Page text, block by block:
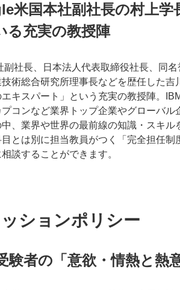
米国本社副社長の村上学
る充実の教授陣
副社長、日本法人代表取締役社長、同
術総合研究所理事長などを歴任した
キスパート」という充実の教授陣。
コンなど業界トップ企業やグローバ
、業界や世界の最前線の知識・スキル
とは別に担当教員がつく「完全担任
談することができます。
ションポリシー
験者の「意欲・情熱と熱